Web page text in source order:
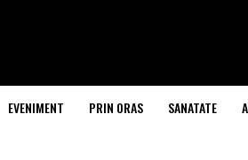
EVENIMENT PRIN ORAS SANATATE